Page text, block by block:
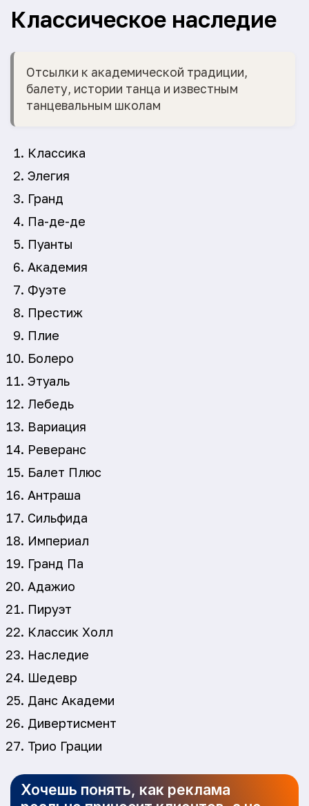
Классическое наследие
Отсылки к академической традиции,
балету, истории танца и известным
танцевальным школам
Классика
Элегия
Гранд
Па-де-де
Пуанты
Академия
Фуэте
Престиж
Плие
Болеро
Этуаль
Лебедь
Вариация
Реверанс
Балет Плюс
Антраша
Сильфида
Империал
Гранд Па
Адажио
Пируэт
Классик Холл
Наследие
Шедевр
Данс Академи
Дивертисмент
Трио Грации
Хочешь понять, как реклама